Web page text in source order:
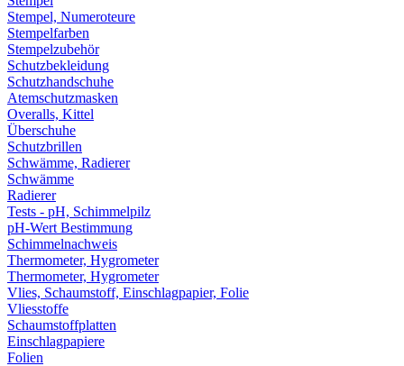
Stempel, Numeroteure
Stempelfarben
Stempelzubehör
Schutzbekleidung
Schutzhandschuhe
Atemschutzmasken
Overalls, Kittel
Überschuhe
Schutzbrillen
Schwämme, Radierer
Schwämme
Radierer
Tests - pH, Schimmelpilz
pH-Wert Bestimmung
Schimmelnachweis
Thermometer, Hygrometer
Thermometer, Hygrometer
Vlies, Schaumstoff, Einschlagpapier, Folie
Vliesstoffe
Schaumstoffplatten
Einschlagpapiere
Folien